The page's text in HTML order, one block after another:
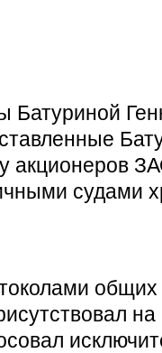
Батуриной
акционеров
судами